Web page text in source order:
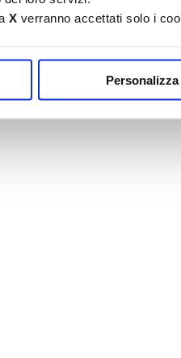
X verranno accettati solo i
Personalizza